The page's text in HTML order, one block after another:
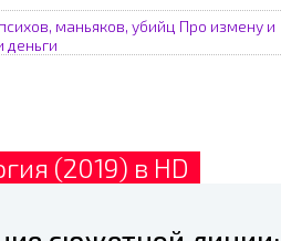
маньяков, убийц Про измену и
деньги
(2019) в HD